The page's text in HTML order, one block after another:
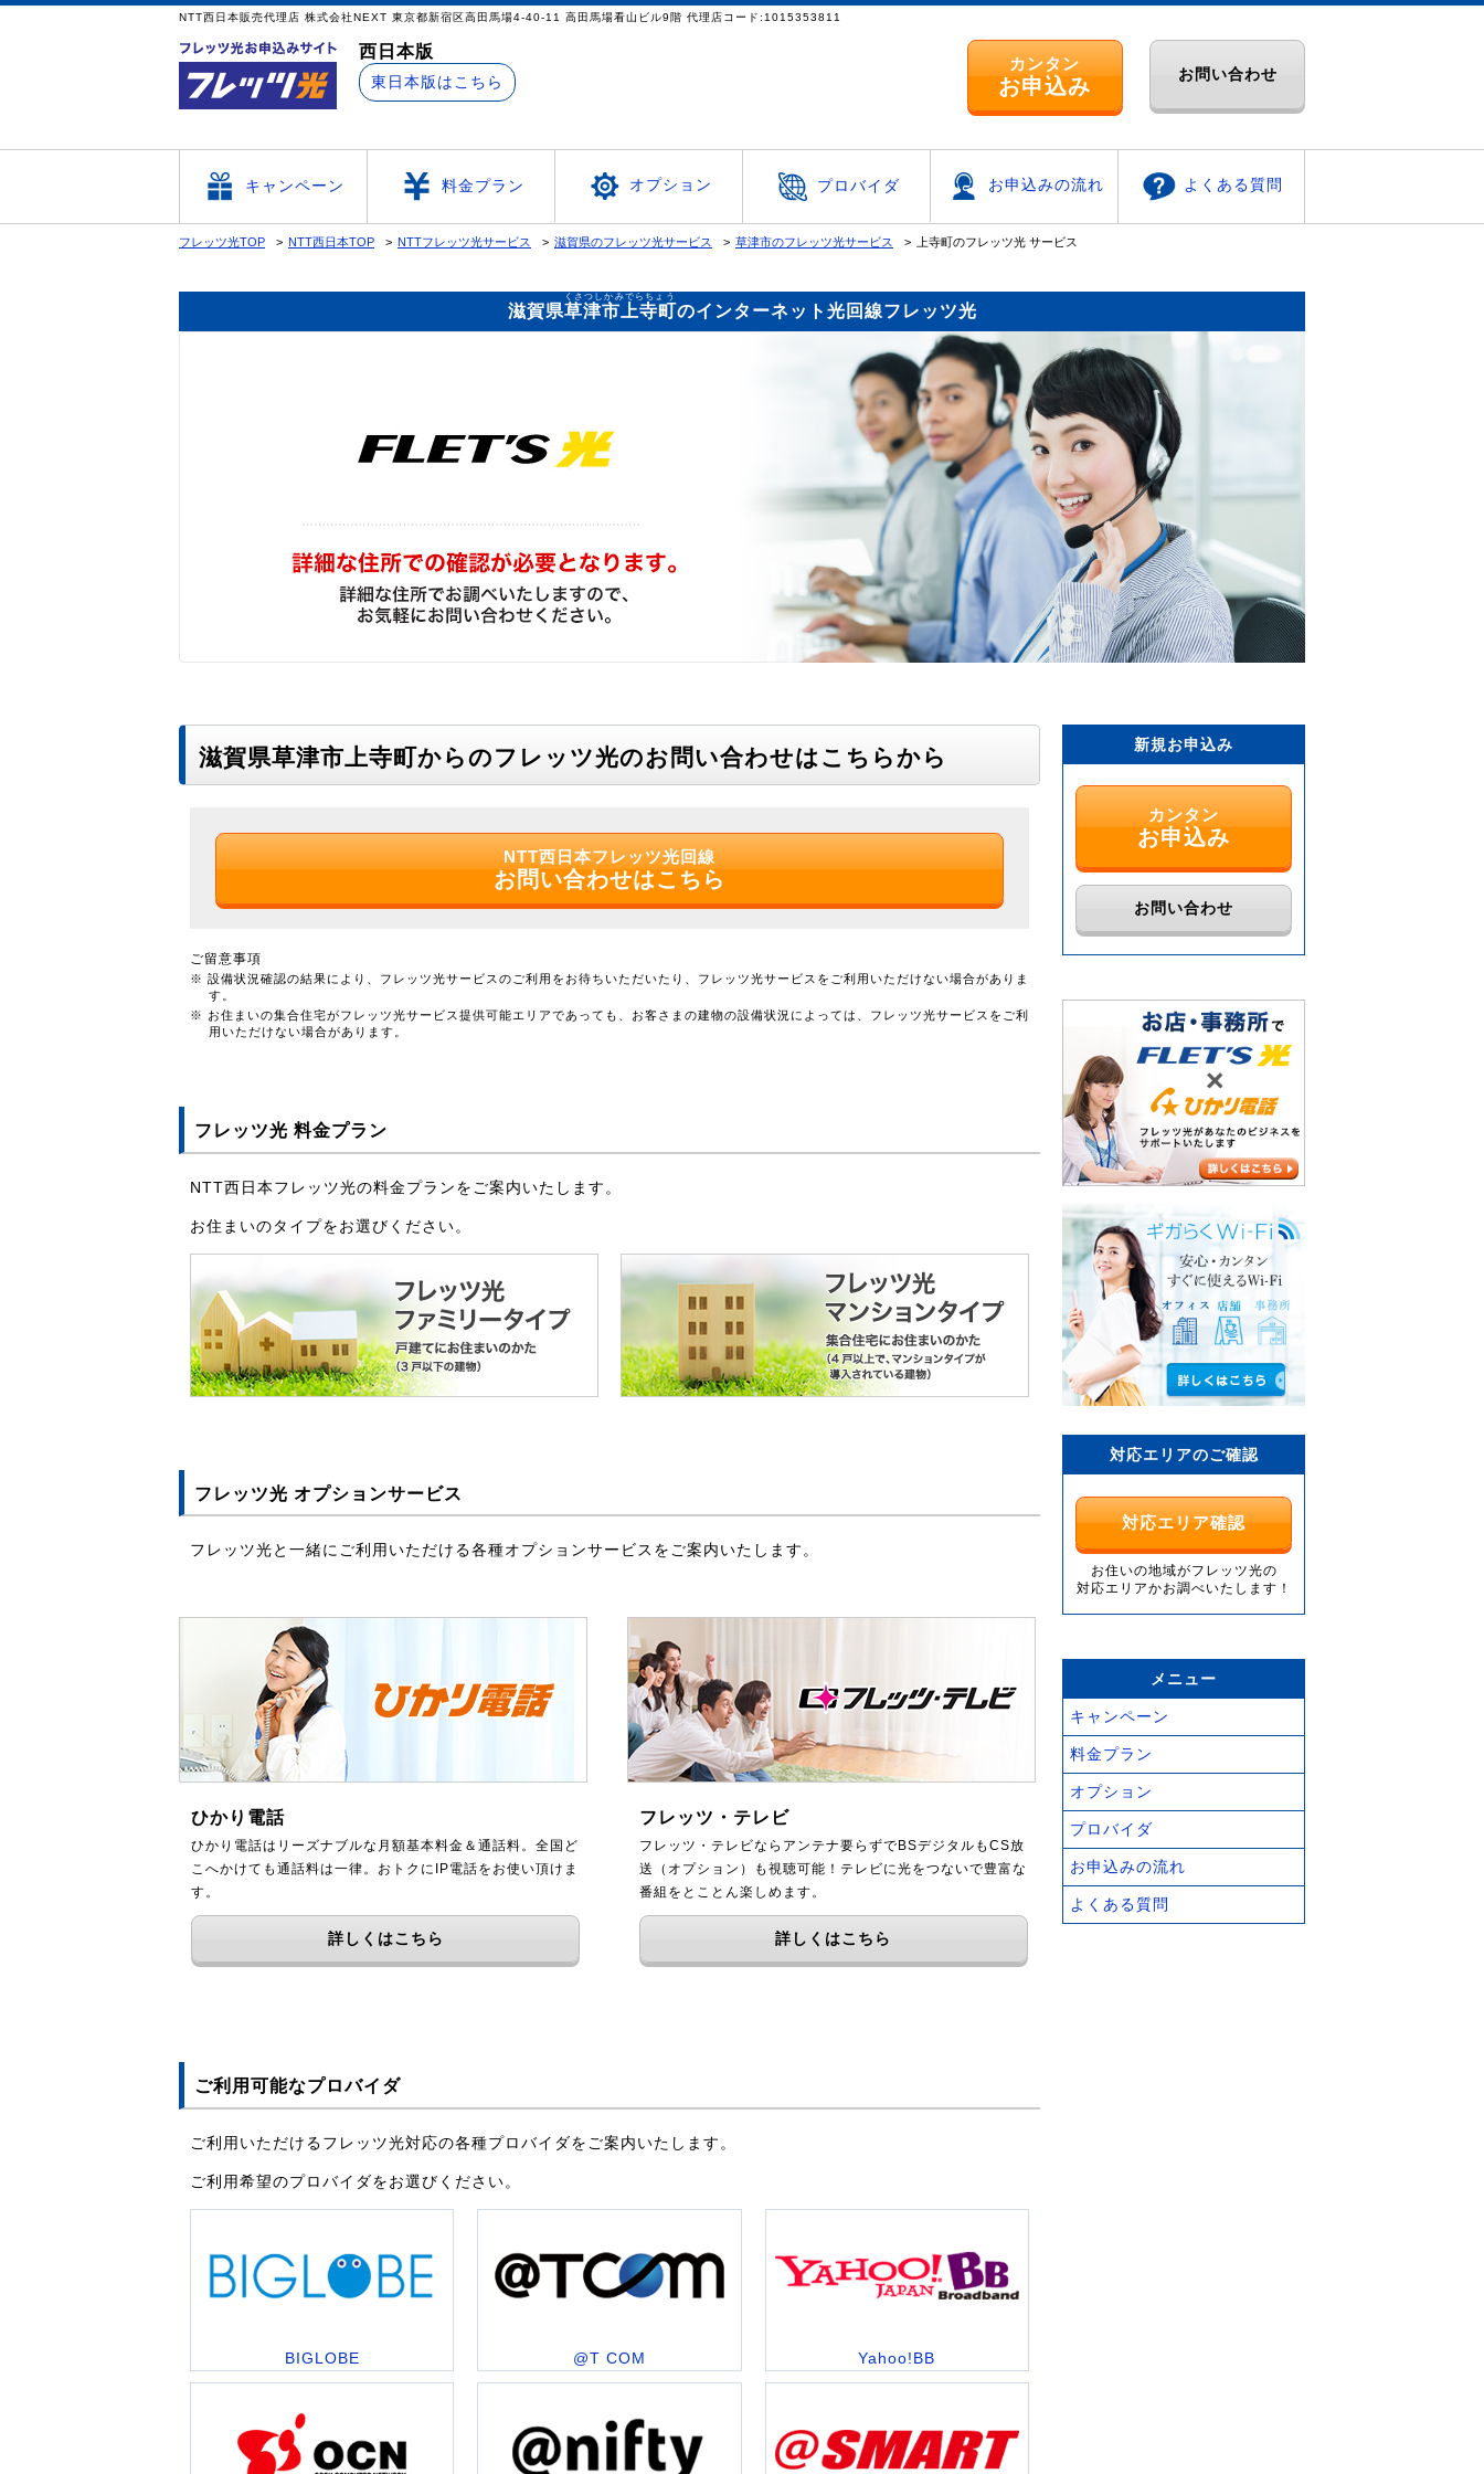
NTT西日本販売代理店 株式会社NEXT 東京都新宿区高田馬場4-40-11 高田馬場看山ビル9階 代理店コード:1015353811
西日本版
東日本版はこちら
カンタン
お申込み お問い合わせ
キャンペーン 料金プラン オプション プロバイダ お申込みの流れ よくある質問
フレッツ光TOP NTT西日本TOP NTTフレッツ光サービス 滋賀県のフレッツ光サービス 草津市のフレッツ光サービス 上寺町のフレッツ光 サービス
滋賀県草津市上寺町
くさつしかみでらちょう
のインターネット光回線フレッツ光
滋賀県草津市上寺町からのフレッツ光のお問い合わせはこちらから
NTT西日本フレッツ光回線
お問い合わせはこちら
ご留意事項
※ 設備状況確認の結果により、フレッツ光サービスのご利用をお待ちいただいたり、フレッツ光サービスをご利用いただけない場合がありま
す。
※ お住まいの集合住宅がフレッツ光サービス提供可能エリアであっても、お客さまの建物の設備状況によっては、フレッツ光サービスをご利
用いただけない場合があります。
フレッツ光 料金プラン
NTT西日本フレッツ光の料金プランをご案内いたします。
お住まいのタイプをお選びください。
フレッツ光 オプションサービス
フレッツ光と一緒にご利用いただける各種オプションサービスをご案内いたします。
ひかり電話
ひかり電話はリーズナブルな月額基本料金＆通話料。全国ど
こへかけても通話料は一律。おトクにIP電話をお使い頂けま
す。
詳しくはこちら
フレッツ・テレビ
フレッツ・テレビならアンテナ要らずでBSデジタルもCS放
送（オプション）も視聴可能！テレビに光をつないで豊富な
番組をとことん楽しめます。
詳しくはこちら
ご利用可能なプロバイダ
ご利用いただけるフレッツ光対応の各種プロバイダをご案内いたします。
ご利用希望のプロバイダをお選びください。
BIGLOBE @T COM Yahoo!BB
新規お申込み
カンタン
お申込み
お問い合わせ
対応エリアのご確認
対応エリア確認
お住いの地域がフレッツ光の
対応エリアかお調べいたします！
メニュー
キャンペーン
料金プラン
オプション
プロバイダ
お申込みの流れ
よくある質問